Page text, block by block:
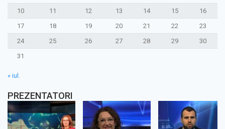
10
11 12 13 14 15
16
17
18 19 20 21 22
23
24
25 26 27 28 29
30
31
« iul.
PREZENTATORI